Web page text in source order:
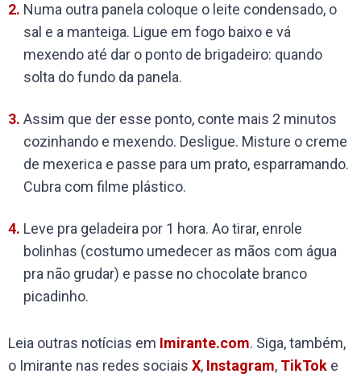
Numa outra panela coloque o leite condensado, o
sal e a manteiga. Ligue em fogo baixo e vá
mexendo até dar o ponto de brigadeiro: quando
solta do fundo da panela.
Assim que der esse ponto, conte mais 2 minutos
cozinhando e mexendo. Desligue. Misture o creme
de mexerica e passe para um prato, esparramando.
Cubra com filme plástico.
Leve pra geladeira por 1 hora. Ao tirar, enrole
bolinhas (costumo umedecer as mãos com água
pra não grudar) e passe no chocolate branco
picadinho.
Leia outras notícias em Imirante.com. Siga, também,
o Imirante nas redes sociais X, Instagram, TikTok e